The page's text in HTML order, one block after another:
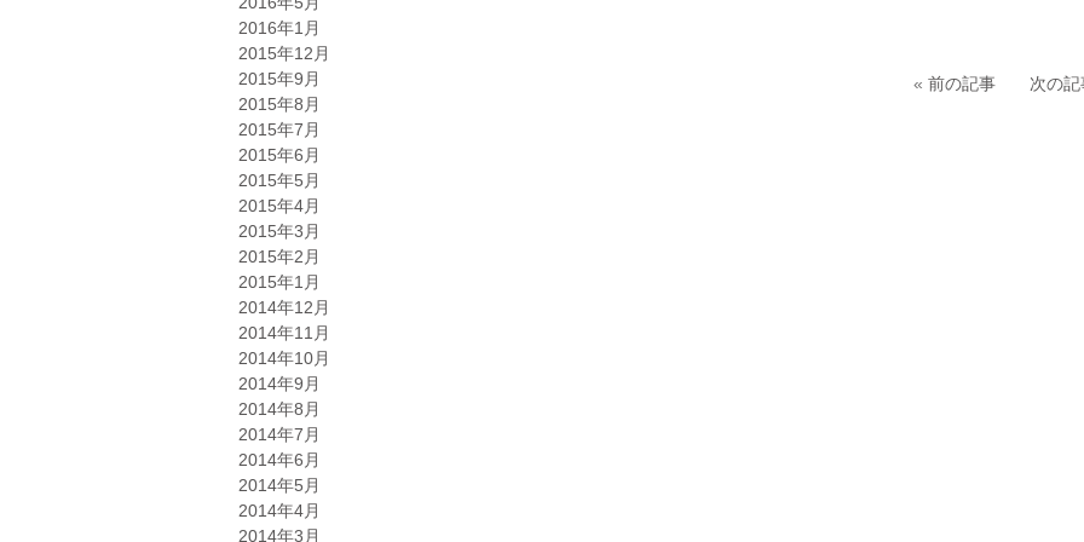
2016年1月
2015年12月
2015年9月
2015年8月
2015年7月
2015年6月
2015年5月
2015年4月
2015年3月
2015年2月
2015年1月
2014年12月
2014年11月
2014年10月
2014年9月
2014年8月
2014年7月
2014年6月
2014年5月
2014年4月
2014年3月
« 前の記事 次の記